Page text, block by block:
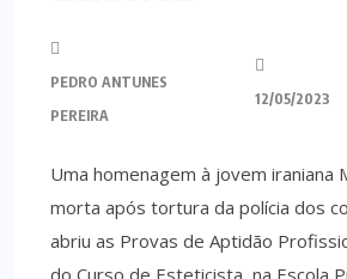
PEDRO ANTUNES
PEREIRA
12/05/2023
Uma homenagem à jovem iraniana
morta após tortura da polícia dos
abriu as Provas de Aptidão
do Curso de Esteticista, na Escola